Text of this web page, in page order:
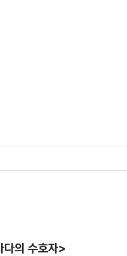
다의 수호자>